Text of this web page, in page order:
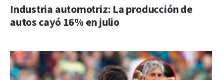
Industria automotriz: La producción de
autos cayó 16% en julio